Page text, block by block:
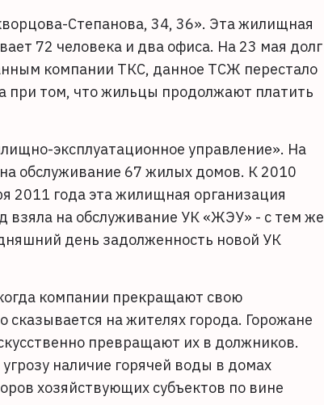
Степанова, 34, 36». Эта жилищная
72 человека и два офиса. На 23 мая долг
компании ТКС, данное ТСЖ перестало
при том, что жильцы продолжают платить
эксплуатационное управление». На
обслуживание 67 жилых домов. К 2010
2011 года эта жилищная организация
взяла на обслуживание УК «ЖЭУ» - с тем же
день задолженность новой УК
компании прекращают свою
на жителях города. Горожане
превращают их в должников.
наличие горячей воды в домах
хозяйствующих субъектов по вине